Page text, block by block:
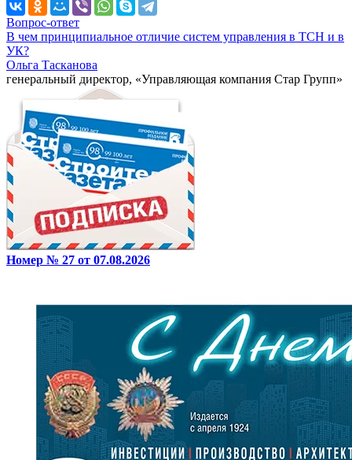
Вопрос-ответ
В чем принципиальное отличие систем управления в ТСН и в
УК?
Ольга Тасканова
генеральный директор, «Управляющая компания Стар Групп»
Номер № 27 от 07.08.2026